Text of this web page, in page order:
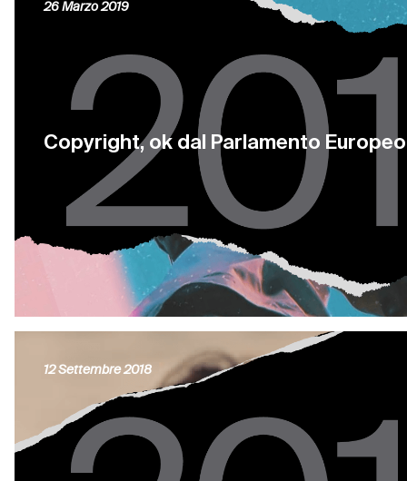
Copyright, ok dal Parlamento
26 Marzo 2019
12 Settembre 2018